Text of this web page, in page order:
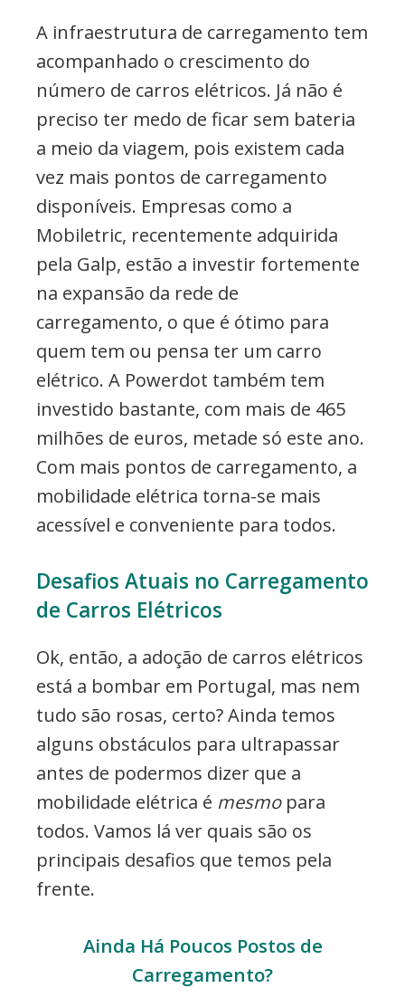
A infraestrutura de carregamento tem
acompanhado o crescimento do
número de carros elétricos. Já não é
preciso ter medo de ficar sem bateria
a meio da viagem, pois existem cada
vez mais pontos de carregamento
disponíveis. Empresas como a
Mobiletric, recentemente adquirida
pela Galp, estão a investir fortemente
na expansão da rede de
carregamento, o que é ótimo para
quem tem ou pensa ter um carro
elétrico. A Powerdot também tem
investido bastante, com mais de 465
milhões de euros, metade só este ano.
Com mais pontos de carregamento, a
mobilidade elétrica torna-se mais
acessível e conveniente para todos.
Desafios Atuais no Carregamento
de Carros Elétricos
Ok, então, a adoção de carros elétricos
está a bombar em Portugal, mas nem
tudo são rosas, certo? Ainda temos
alguns obstáculos para ultrapassar
antes de podermos dizer que a
mobilidade elétrica é mesmopara
todos. Vamos lá ver quais são os
principais desafios que temos pela
frente.
Ainda Há Poucos Postos de
Carregamento?